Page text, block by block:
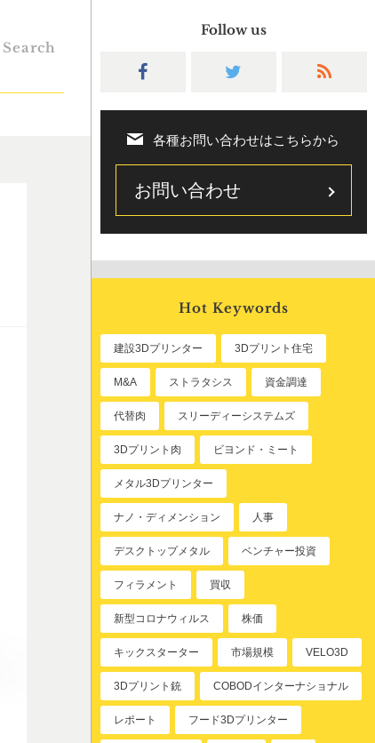
Search
Follow us
各種お問い合わせはこちらから
お問い合わせ
Hot Keywords
建設3Dプリンター 3Dプリント住宅
M&A ストラタシス 資金調達
代替肉 スリーディーシステムズ
3Dプリント肉 ビヨンド・ミート
メタル3Dプリンター
ナノ・ディメンション 人事
デスクトップメタル ベンチャー投資
フィラメント 買収
新型コロナウィルス 株価
キックスターター 市場規模 VELO3D
3Dプリント銃 COBODインターナショナル
レポート フード3Dプリンター